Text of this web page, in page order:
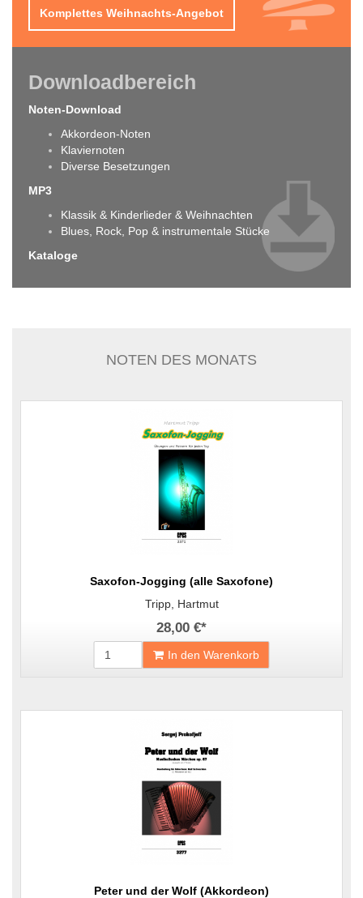
Komplettes Weihnachts-Angebot
Downloadbereich
Noten-Download
Akkordeon-Noten
Klaviernoten
Diverse Besetzungen
MP3
Klassik & Kinderlieder & Weihnachten
Blues, Rock, Pop & instrumentale Stücke
Kataloge
NOTEN DES MONATS
Saxofon-Jogging (alle Saxofone)
Tripp, Hartmut
28,00 €*
In den Warenkorb
Peter und der Wolf (Akkordeon)